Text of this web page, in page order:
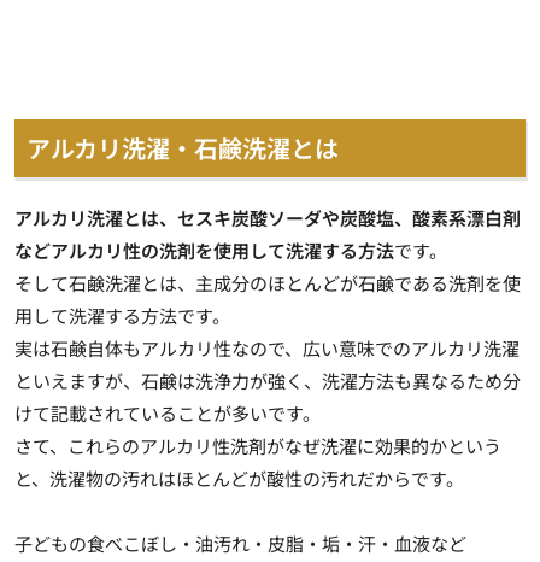
アルカリ洗濯・石鹸洗濯とは
アルカリ洗濯とは、セスキ炭酸ソーダや炭酸塩、酸素系漂白剤
などアルカリ性の洗剤を使用して洗濯する方法です。
そして石鹸洗濯とは、主成分のほとんどが石鹸である洗剤を使
用して洗濯する方法です。
実は石鹸自体もアルカリ性なので、広い意味でのアルカリ洗濯
といえますが、石鹸は洗浄力が強く、洗濯方法も異なるため分
けて記載されていることが多いです。
さて、これらのアルカリ性洗剤がなぜ洗濯に効果的かという
と、洗濯物の汚れはほとんどが酸性の汚れだからです。
子どもの食べこぼし・油汚れ・皮脂・垢・汗・血液など